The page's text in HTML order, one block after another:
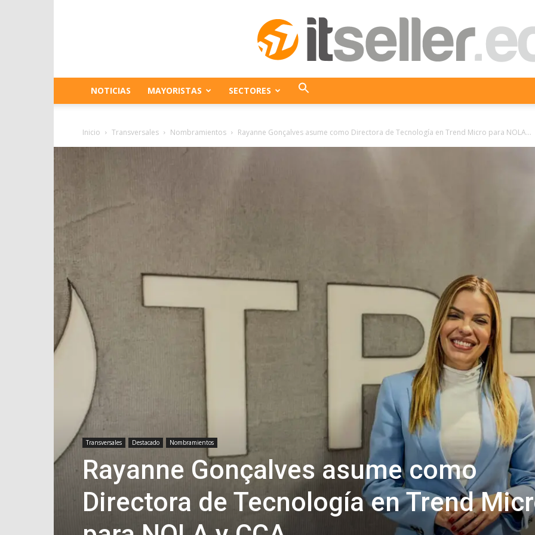
ITseller
NOTICIAS MAYORISTAS SECTORES
Inicio Transversales Nombramientos Rayanne Gonçalves asume como Directora de Tecnología en Trend Micro para NOLA...
Transversales Destacado Nombramientos
Rayanne Gonçalves asume como
Directora de Tecnología en Trend